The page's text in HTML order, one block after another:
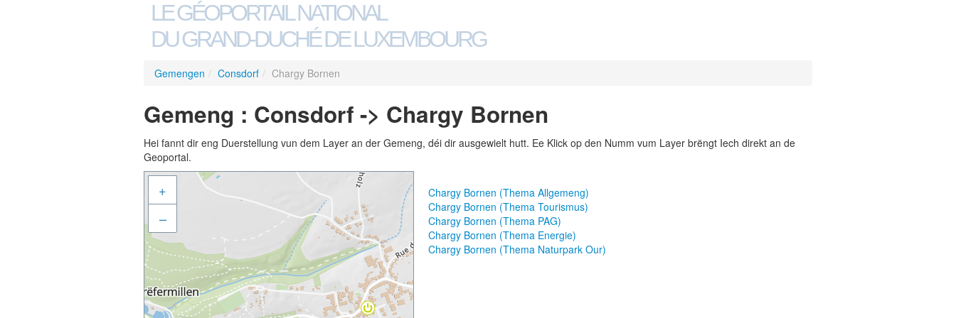
LE GÉOPORTAIL NATIONAL
DU GRAND-DUCHÉ DE LUXEMBOURG
Gemengen / Consdorf / Chargy Bornen
Gemeng : Consdorf -> Chargy Bornen
Hei fannt dir eng Duerstellung vun dem Layer an der Gemeng, déi dir ausgewielt hutt. Ee Klick op den Numm vum Layer brëngt Iech direkt an de
Geoportal.
+
–
Chargy Bornen (Thema Allgemeng)
Chargy Bornen (Thema Tourismus)
Chargy Bornen (Thema PAG)
Chargy Bornen (Thema Energie)
Chargy Bornen (Thema Naturpark Our)